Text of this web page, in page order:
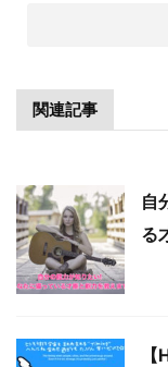
関連記事
自
る